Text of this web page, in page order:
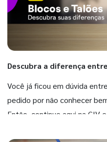
Descubra a diferença
Você já ficou em dúvida
pedido por não conhecer
Então, continue aqui na GIV